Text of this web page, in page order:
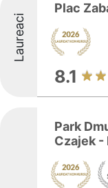
Laureaci
Plac
8.1
Park
Czajek -